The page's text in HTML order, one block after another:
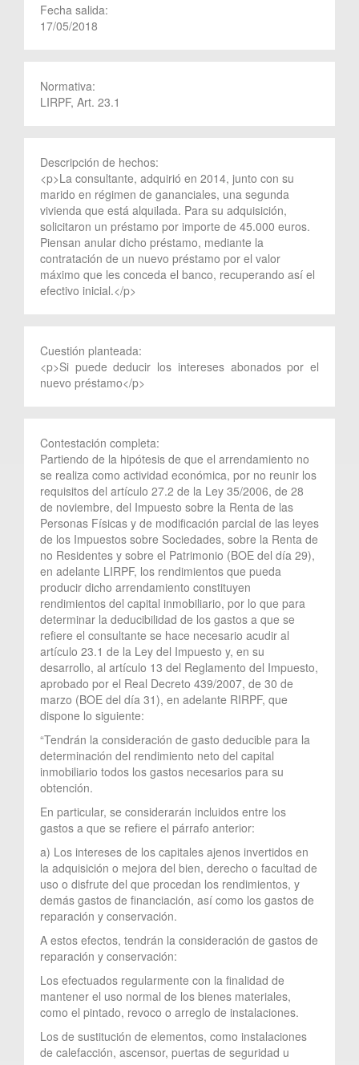
Fecha salida:
17/05/2018
Normativa:
LIRPF, Art. 23.1
Descripción de hechos:
<p>La consultante, adquirió en 2014, junto con su
marido en régimen de gananciales, una segunda
vivienda que está alquilada. Para su adquisición,
solicitaron un préstamo por importe de 45.000 euros.
Piensan anular dicho préstamo, mediante la
contratación de un nuevo préstamo por el valor
máximo que les conceda el banco, recuperando así el
efectivo inicial.</p>
Cuestión planteada:
<p>Si puede deducir los intereses abonados por el
nuevo préstamo</p>
Contestación completa:
Partiendo de la hipótesis de que el arrendamiento no
se realiza como actividad económica, por no reunir los
requisitos del artículo 27.2 de la Ley 35/2006, de 28
de noviembre, del Impuesto sobre la Renta de las
Personas Físicas y de modificación parcial de las leyes
de los Impuestos sobre Sociedades, sobre la Renta de
no Residentes y sobre el Patrimonio (BOE del día 29),
en adelante LIRPF, los rendimientos que pueda
producir dicho arrendamiento constituyen
rendimientos del capital inmobiliario, por lo que para
determinar la deducibilidad de los gastos a que se
refiere el consultante se hace necesario acudir al
artículo 23.1 de la Ley del Impuesto y, en su
desarrollo, al artículo 13 del Reglamento del Impuesto,
aprobado por el Real Decreto 439/2007, de 30 de
marzo (BOE del día 31), en adelante RIRPF, que
dispone lo siguiente:
“Tendrán la consideración de gasto deducible para la
determinación del rendimiento neto del capital
inmobiliario todos los gastos necesarios para su
obtención.
En particular, se considerarán incluidos entre los
gastos a que se refiere el párrafo anterior:
a) Los intereses de los capitales ajenos invertidos en
la adquisición o mejora del bien, derecho o facultad de
uso o disfrute del que procedan los rendimientos, y
demás gastos de financiación, así como los gastos de
reparación y conservación.
A estos efectos, tendrán la consideración de gastos de
reparación y conservación:
Los efectuados regularmente con la finalidad de
mantener el uso normal de los bienes materiales,
como el pintado, revoco o arreglo de instalaciones.
Los de sustitución de elementos, como instalaciones
de calefacción, ascensor, puertas de seguridad u